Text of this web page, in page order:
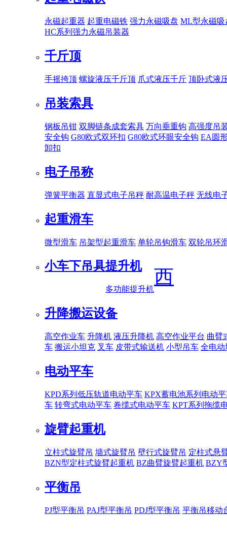
永磁起重器 起重电磁铁 强力永磁吸盘 ML型永磁吸
HC系列强力永磁吊装器
千斤顶
手摇挎顶 螺旋液压千斤顶 爪式液压千斤 顶卧式液
吊装索具
钢板吊钳 双脚链条成套索具 万向垂重钩 高强度吊
安全钩 G80欧式双环扣 G80欧式环眼安全钩 EA圆
卸扣
电子吊称
弹簧平衡器 直显式电子吊秤 耐高温电子秤 无线电
起重滑车
微型滑车 吊架型起重滑车 单轮吊钩滑车 双轮吊环
小车下吊具提升机
多功能提升机
升降搬运设备
高空作业车 升降机 液压升降机 高空作业平台 曲臂
车 搬运小坦克 叉车 皮带式输送机 小型吊车 全电动
电动平车
KPD系列低压轨道电动平车 KPX蓄电池系列电动
车 转弯式电动平车 卷缆式电动平车 KPT系列拖缆
旋臂起重机
立柱式旋臂吊 墙式旋臂吊 壁行式旋臂吊 定柱式悬
BZN型定柱式旋臂起重机 BZ曲臂旋臂起重机 BZY
平衡吊
PJ型平衡吊 PAJ型平衡吊 PDJ型平衡吊 平衡吊移动
西